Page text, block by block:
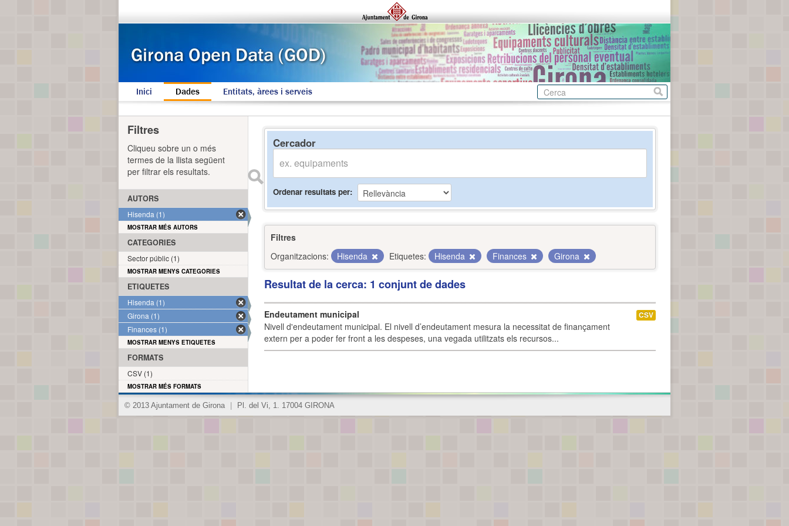
Inici Dades Entitats, àrees i serveis
Cercador
Ordenar resultats per
Filtres
Organitzacions:
Hisenda Etiquetes: Hisenda Finances Girona
Resultat de la cerca: 1 conjunt de dades
Endeutament municipal
Nivell d'endeutament municipal. El nivell d’endeutament mesura la necessitat de finançament
extern per a poder fer front a les despeses, una vegada utilitzats els recursos...
CSV
Filtres
Cliqueu sobre un o més
termes de la llista següent
per filtrar els resultats.
AUTORS
Hisenda (1)
MOSTRAR MÉS AUTORS
CATEGORIES
Sector públic (1)
MOSTRAR MENYS CATEGORIES
ETIQUETES
Hisenda (1)
Girona (1)
Finances (1)
MOSTRAR MENYS ETIQUETES
FORMATS
CSV (1)
MOSTRAR MÉS FORMATS
© 2013 Ajuntament de Girona Pl. del Vi, 1. 17004 GIRONA